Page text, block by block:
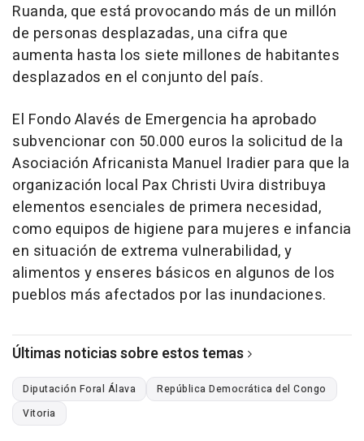
Ruanda, que está provocando más de un millón
de personas desplazadas, una cifra que
aumenta hasta los siete millones de habitantes
desplazados en el conjunto del país.
El Fondo Alavés de Emergencia ha aprobado
subvencionar con 50.000 euros la solicitud de la
Asociación Africanista Manuel Iradier para que la
organización local Pax Christi Uvira distribuya
elementos esenciales de primera necesidad,
como equipos de higiene para mujeres e infancia
en situación de extrema vulnerabilidad, y
alimentos y enseres básicos en algunos de los
pueblos más afectados por las inundaciones.
Últimas noticias sobre estos temas
Diputación Foral Álava
República Democrática del Congo
Vitoria